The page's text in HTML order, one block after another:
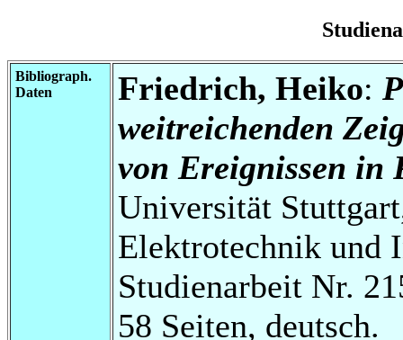
Bibliograph.
Daten
Friedrich, Heiko:
weitreichenden
von Ereignissen in
Universität
Elektrotechnik und
Studienarbeit Nr.
58 Seiten, deutsch.